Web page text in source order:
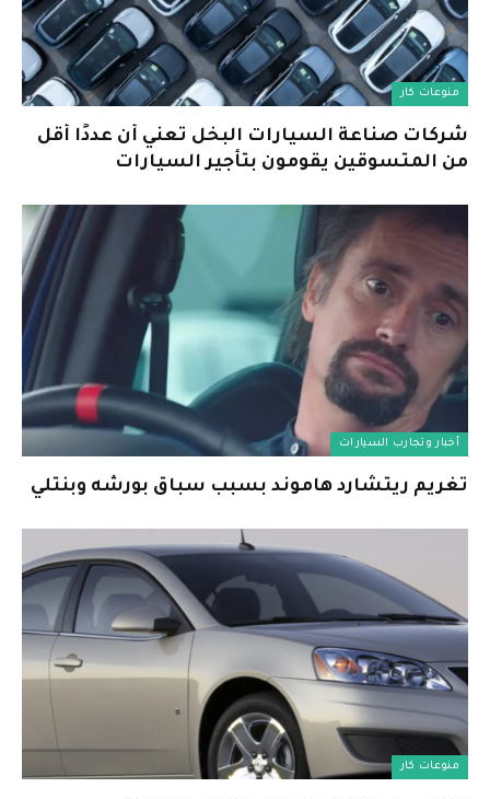
منوعات كار
شركات صناعة السيارات البخل تعني أن عددًا أقل
من المتسوقين يقومون بتأجير السيارات
أخبار وتجارب السيارات
تغريم ريتشارد هاموند بسبب سباق بورشه وبنتلي
منوعات كار